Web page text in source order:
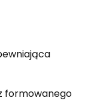
formowanego